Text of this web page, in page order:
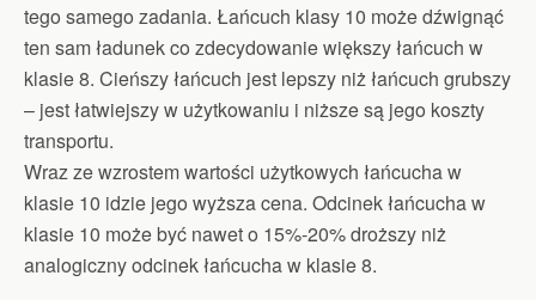
tego samego zadania. Łańcuch klasy 10 może dźwignąć
ten sam ładunek co zdecydowanie większy łańcuch w
klasie 8. Cieńszy łańcuch jest lepszy niż łańcuch grubszy
– jest łatwiejszy w użytkowaniu i niższe są jego koszty
transportu.
Wraz ze wzrostem wartości użytkowych łańcucha w
klasie 10 idzie jego wyższa cena. Odcinek łańcucha w
klasie 10 może być nawet o 15%-20% droższy niż
analogiczny odcinek łańcucha w klasie 8.